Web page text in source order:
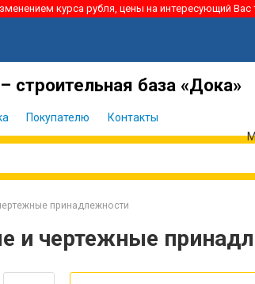
курса рубля, цены на интересующий
строительная база «Дока»
Покупателю Контакты
принадлежности
и чертежные